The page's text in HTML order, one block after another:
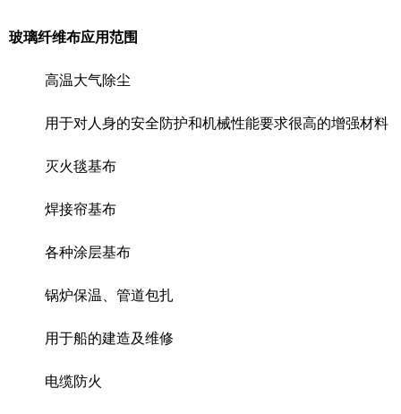
玻璃纤维布应用范围
高温大气除尘
用于对人身的安全防护和机械性能要求很高的增强材料
灭火毯基布
焊接帘基布
各种涂层基布
锅炉保温、管道包扎
用于船的建造及维修
电缆防火